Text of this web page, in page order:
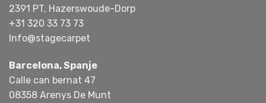
2391 PT, Hazerswoude-Dorp
+31 320 33 73 73
Info@stagecarpet
Barcelona, Spanje
Calle can bernat 47
08358 Arenys De Munt